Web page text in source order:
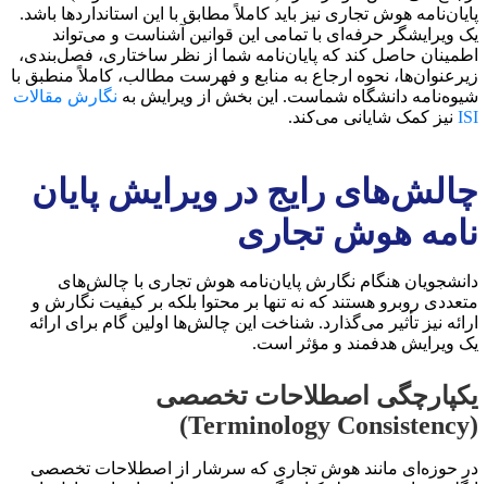
پایان‌نامه هوش تجاری نیز باید کاملاً مطابق با این استانداردها باشد.
یک ویرایشگر حرفه‌ای با تمامی این قوانین آشناست و می‌تواند
اطمینان حاصل کند که پایان‌نامه شما از نظر ساختاری، فصل‌بندی،
زیرعنوان‌ها، نحوه ارجاع به منابع و فهرست مطالب، کاملاً منطبق با
شیوه‌نامه دانشگاه شماست. این بخش از ویرایش به نگارش مقالات
ISI نیز کمک شایانی می‌کند.
چالش‌های رایج در ویرایش پایان
نامه هوش تجاری
دانشجویان هنگام نگارش پایان‌نامه هوش تجاری با چالش‌های
متعددی روبرو هستند که نه تنها بر محتوا بلکه بر کیفیت نگارش و
ارائه نیز تأثیر می‌گذارد. شناخت این چالش‌ها اولین گام برای ارائه
یک ویرایش هدفمند و مؤثر است.
یکپارچگی اصطلاحات تخصصی
(Terminology Consistency)
در حوزه‌ای مانند هوش تجاری که سرشار از اصطلاحات تخصصی